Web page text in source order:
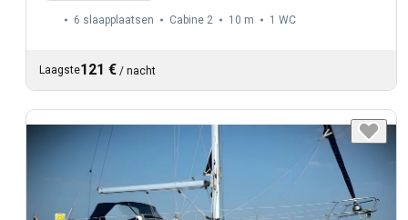
6 slaapplaatsen Cabine 2 10 m 1 WC
Laagste121 € / nacht